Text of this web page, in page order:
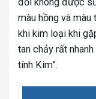
màu hồng và
khi kim loại khi
tan chảy rất
tính Kim”.